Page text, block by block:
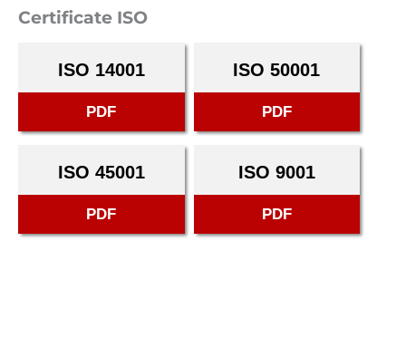
Certificate ISO
ISO 14001
PDF
ISO 50001
PDF
ISO 45001
PDF
ISO 9001
PDF